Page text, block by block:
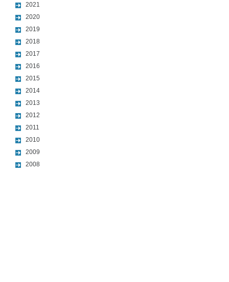
2021
2020
2019
2018
2017
2016
2015
2014
2013
2012
2011
2010
2009
2008